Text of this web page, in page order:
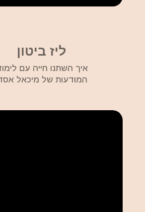
ליז ביטון
איך השתנו חייה עם
המודעות של מיכאל